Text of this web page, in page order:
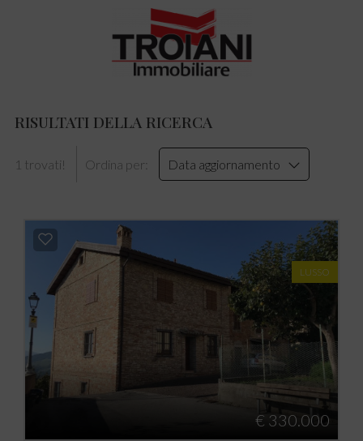
RISULTATI DELLA RICERCA
1 trovati! Ordina per: Data aggiornamento
LUSSO
€ 330.000